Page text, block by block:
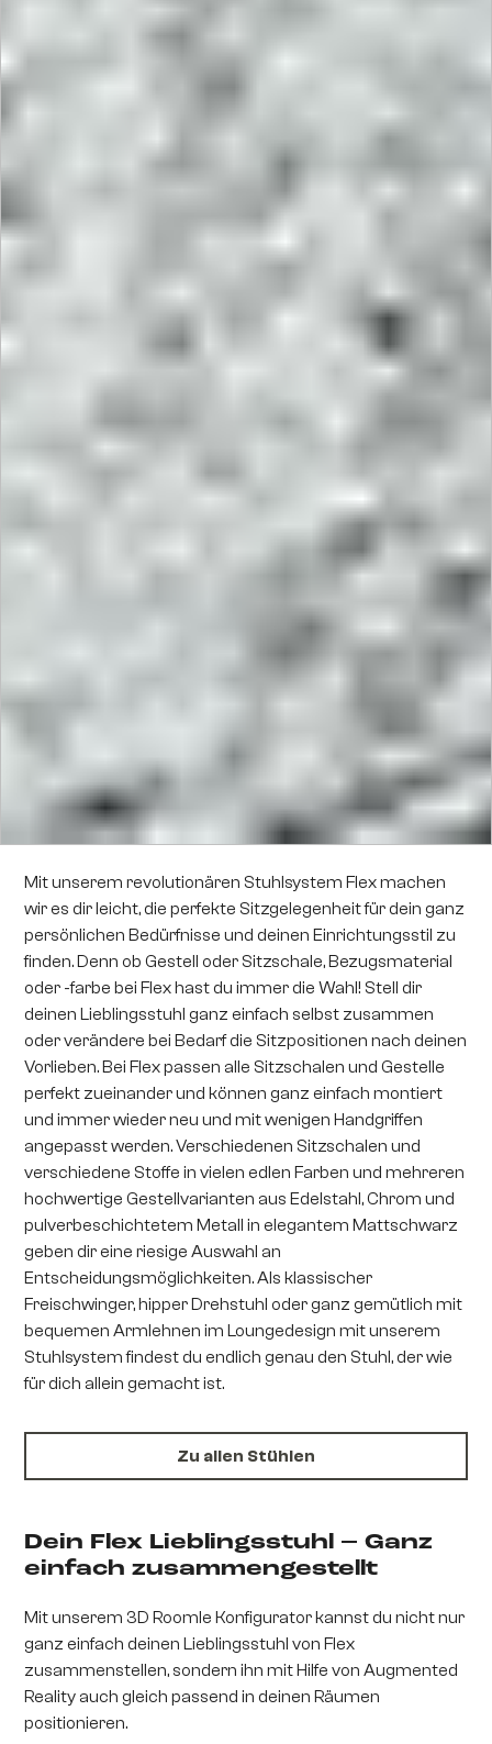
Mit unserem revolutionären Stuhlsystem Flex machen
wir es dir leicht, die perfekte Sitzgelegenheit für dein ganz
persönlichen Bedürfnisse und deinen Einrichtungsstil zu
finden. Denn ob Gestell oder Sitzschale, Bezugsmaterial
oder -farbe bei Flex hast du immer die Wahl! Stell dir
deinen Lieblingsstuhl ganz einfach selbst zusammen
oder verändere bei Bedarf die Sitzpositionen nach deinen
Vorlieben. Bei Flex passen alle Sitzschalen und Gestelle
perfekt zueinander und können ganz einfach montiert
und immer wieder neu und mit wenigen Handgriffen
angepasst werden. Verschiedenen Sitzschalen und
verschiedene Stoffe in vielen edlen Farben und mehreren
hochwertige Gestellvarianten aus Edelstahl, Chrom und
pulverbeschichtetem Metall in elegantem Mattschwarz
geben dir eine riesige Auswahl an
Entscheidungsmöglichkeiten. Als klassischer
Freischwinger, hipper Drehstuhl oder ganz gemütlich mit
bequemen Armlehnen im Loungedesign mit unserem
Stuhlsystem findest du endlich genau den Stuhl, der wie
für dich allein gemacht ist.
Zu allen Stühlen
Dein Flex Lieblingsstuhl – Ganz
einfach zusammengestellt
Mit unserem 3D Roomle Konfigurator kannst du nicht nur
ganz einfach deinen Lieblingsstuhl von Flex
zusammenstellen, sondern ihn mit Hilfe von Augmented
Reality auch gleich passend in deinen Räumen
positionieren.